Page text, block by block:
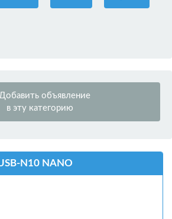
объявление
в эту категорию
N10 NANO